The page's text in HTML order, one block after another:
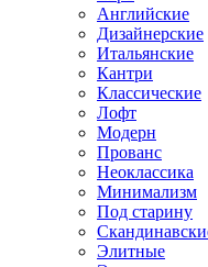
Английские
Дизайнерские
Итальянские
Кантри
Классические
Лофт
Модерн
Прованс
Неоклассика
Минимализм
Под старину
Элитные